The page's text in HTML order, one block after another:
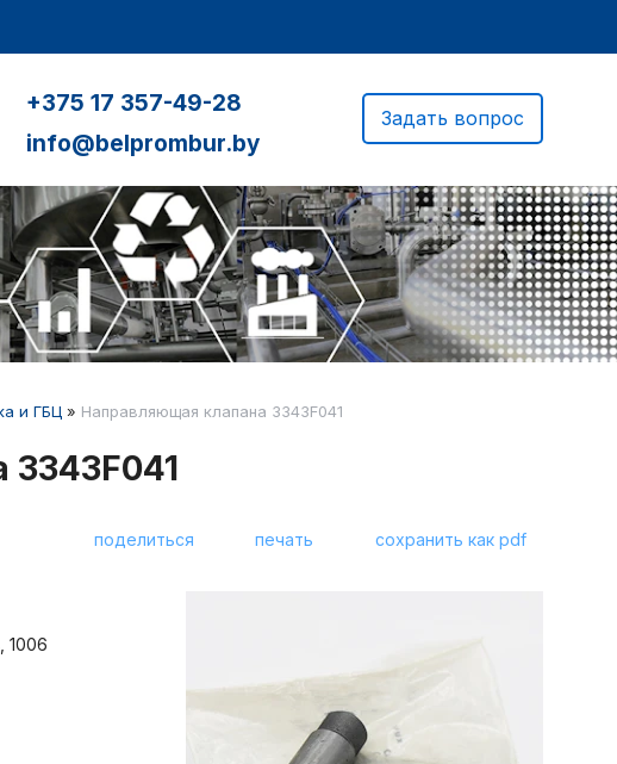
+375 17 357-49-28
info@belprombur.by
Задать вопрос
и ГБЦ » Направляющая клапана 3343F041
поделиться печать сохранить как pdf
1006